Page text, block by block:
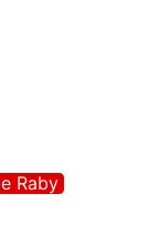
Raby